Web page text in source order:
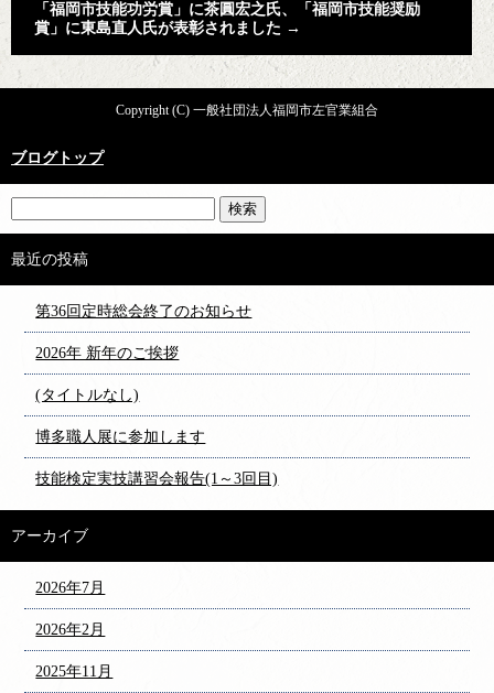
「福岡市技能功労賞」に茶圓宏之氏、「福岡市技能奨励
賞」に東島直人氏が表彰されました →
Copyright (C) 一般社団法人福岡市左官業組合
ブログトップ
最近の投稿
第36回定時総会終了のお知らせ
2026年 新年のご挨拶
(タイトルなし)
博多職人展に参加します
技能検定実技講習会報告(1～3回目)
アーカイブ
2026年7月
2026年2月
2025年11月